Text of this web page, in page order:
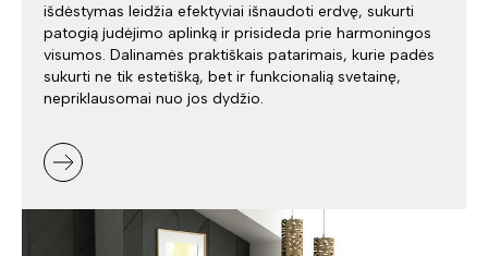
išdėstymas leidžia efektyviai išnaudoti erdvę, sukurti
patogią judėjimo aplinką ir prisideda prie harmoningos
visumos. Dalinamės praktiškais patarimais, kurie padės
sukurti ne tik estetišką, bet ir funkcionalią svetainę,
nepriklausomai nuo jos dydžio.